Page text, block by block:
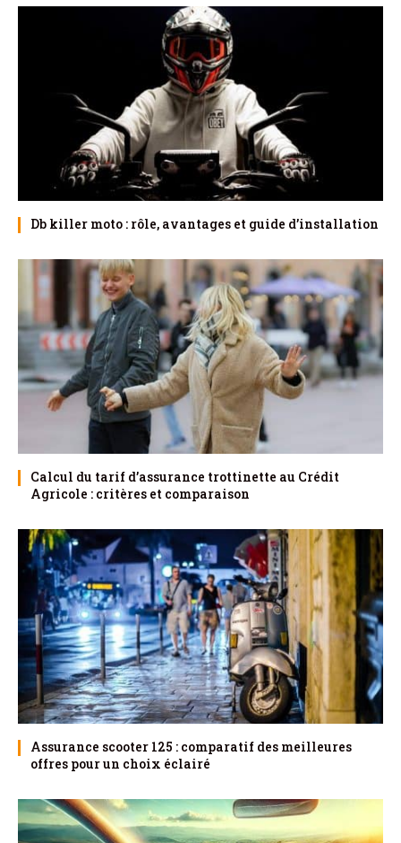
Db killer moto : rôle, avantages et guide d’installation
Calcul du tarif d’assurance trottinette au Crédit
Agricole : critères et comparaison
Assurance scooter 125 : comparatif des meilleures
offres pour un choix éclairé